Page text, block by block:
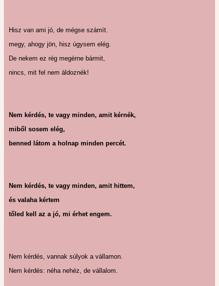
Hisz van ami jó, de mégse számít.
megy, ahogy jön, hisz úgysem elég.
De nekem ez rég megérne bármit,
nincs, mit fel nem áldoznék!
Nem kérdés, te vagy minden, amit kérnék,
miből sosem elég,
benned látom a holnap minden percét.
Nem kérdés, te vagy minden, amit hittem,
és valaha kértem
tőled kell az a jó, mi érhet engem.
Nem kérdés, vannak súlyok a vállamon.
Nem kérdés: néha nehéz, de vállalom.